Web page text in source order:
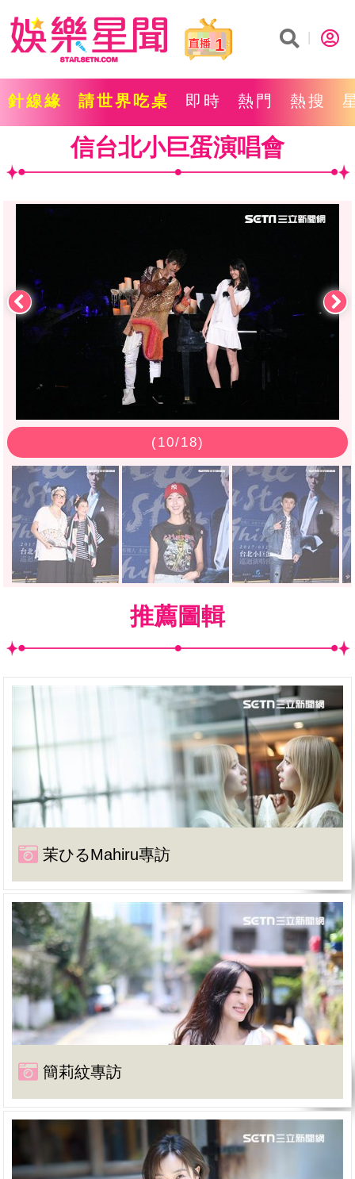
1
針線緣 請世界吃桌 即時 熱門 熱搜
信台北小巨蛋演唱會
(10/18)
推薦圖輯
茉ひるMahiru專訪
簡莉紋專訪